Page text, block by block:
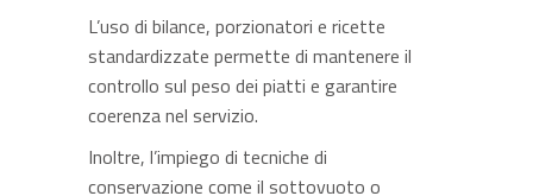
L’uso di bilance, porzionatori e ricette
standardizzate permette di mantenere il
controllo sul peso dei piatti e garantire
coerenza nel servizio.
Inoltre, l’impiego di tecniche di
conservazione come il sottovuoto o